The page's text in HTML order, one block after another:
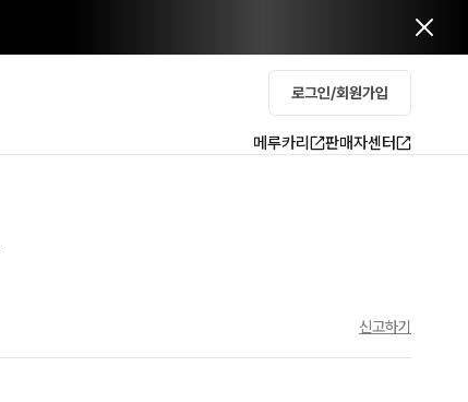
로그인/회원가입
메루카리 판매자센터
신고하기